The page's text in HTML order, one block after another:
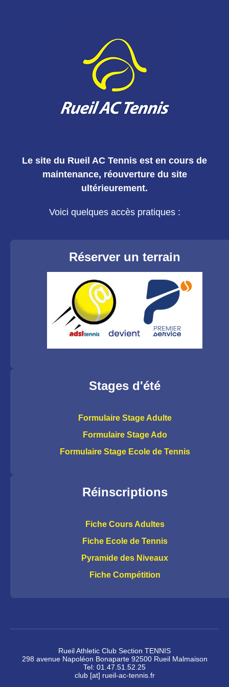
Le site du Rueil AC Tennis est en cours de
maintenance, réouverture du site
ultérieurement.
Voici quelques accès pratiques :
Réserver un terrain
Stages d'été
Formulaire Stage Adulte
Formulaire Stage Ado
Formulaire Stage Ecole de Tennis
Réinscriptions
Fiche Cours Adultes
Fiche Ecole de Tennis
Pyramide des Niveaux
Fiche Compétition
Rueil Athletic Club Section TENNIS
298 avenue Napoléon Bonaparte 92500 Rueil Malmaison
Tel: 01.47.51.52.25
club [at] rueil-ac-tennis.fr